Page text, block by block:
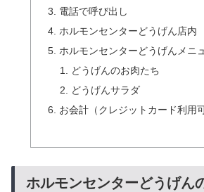
電話で呼び出し
ホルモンセンターどうげん店内
ホルモンセンターどうげんメニ
どうげんのお肉たち
どうげんサラダ
お会計（クレジットカード利用可
ホルモンセンターどうげん